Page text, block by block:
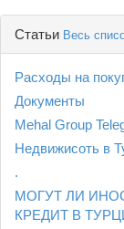
Статьи Весь
Расходы на
Документы
Mehal Group
Недвижисоть в
.
МОГУТ ЛИ
КРЕДИТ В